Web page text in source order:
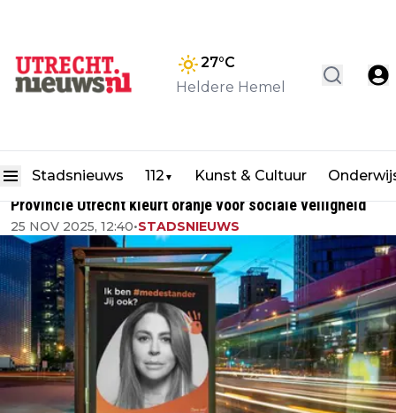
27°C
Heldere Hemel
Stadsnieuws 112 ▼ Kunst & Cultuur
Provincie Utrecht kleurt oranje voor sociale veiligheid
25 NOV 2025, 12:40•STADSNIEUWS